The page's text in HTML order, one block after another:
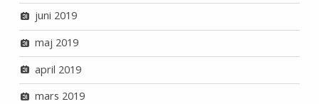
juni 2019
maj 2019
april 2019
mars 2019